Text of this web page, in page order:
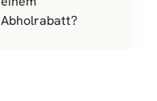
Abholrabatt?